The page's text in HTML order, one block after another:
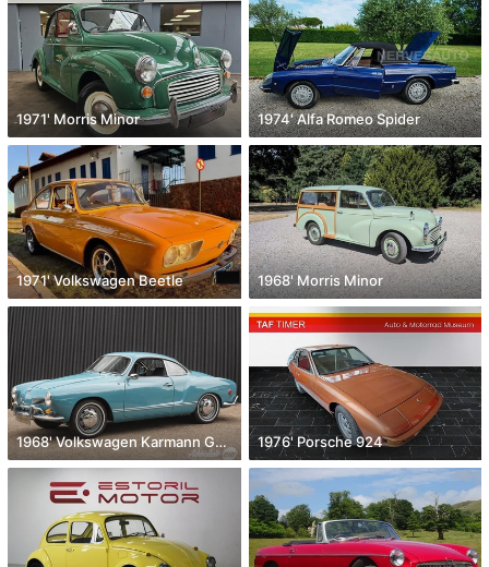
1971' Morris Minor 1974' Alfa Romeo Spider
1971' Volkswagen Beetle 1968' Morris Minor
1968' Volkswagen Karmann Ghia 1976' Porsche 924